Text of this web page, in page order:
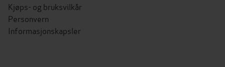
Kjøps- og bruksvilkår
Personvern
Informasjonskapsler